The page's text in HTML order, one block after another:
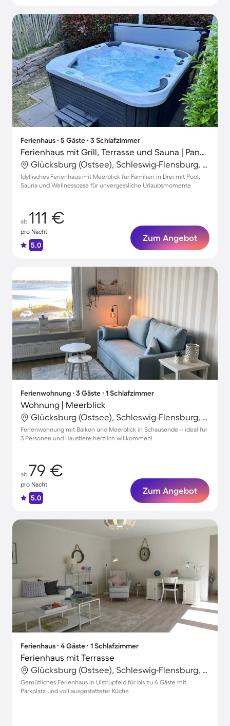
Ferienhaus ∙ 5 Gäste ∙ 3 Schlafzimmer
Ferienhaus mit Grill, Terrasse und Sauna | Panoramablick
Glücksburg (Ostsee), Schleswig-Flensburg, Deutschland
Idyllisches Ferienhaus mit Meerblick für Familien in Drei mit Pool,
Sauna und Wellnessoase für unvergessliche Urlaubsmomente
ab 111 €
pro Nacht
5.0
Zum Angebot
Ferienwohnung ∙ 3 Gäste ∙ 1 Schlafzimmer
Wohnung | Meerblick
Glücksburg (Ostsee), Schleswig-Flensburg, Deutschland
Ferienwohnung mit Balkon und Meerblick in Schausende – ideal für
3 Personen und Haustiere herzlich willkommen!
ab 79 €
pro Nacht
5.0
Zum Angebot
Ferienhaus ∙ 4 Gäste ∙ 1 Schlafzimmer
Ferienhaus mit Terrasse
Glücksburg (Ostsee), Schleswig-Flensburg, Deutschland
Gemütliches Ferienhaus in Ulstrupfeld für bis zu 4 Gäste mit
Parkplatz und voll ausgestatteter Küche